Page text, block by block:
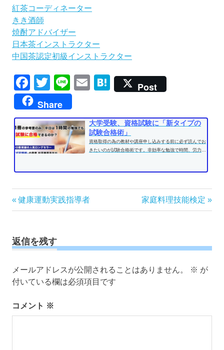
紅茶コーディネーター
きき酒師
焼酎アドバイザー
日本茶インストラクター
中国茶認定初級インストラクター
Facebook
TwitterLineEmailHatena
Post
Share
大学受験、資格試験に「新タイプの
試験合格術」
資格取得の為の教材や講座申し込みする前に必ず読んでお
きたいのが試験合格術です。非効率な勉強で時間、労力を
投
稿
ビ
ゲ
ー
シ
ン
前
の
事:
健康運動実践指導者
次
の
家庭料理技能検定
返信を残す
メールアドレスが公開されることはありません。 ※ が
付いている欄は必須項目です
コメント ※